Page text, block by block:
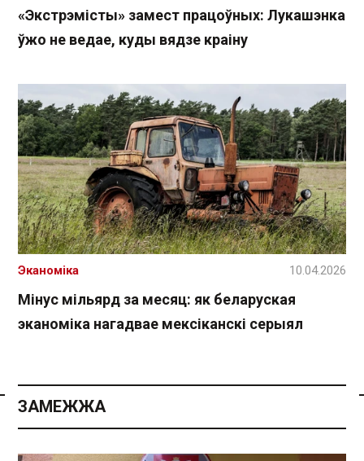
Спасылка без VPN
«Экстрэмісты» замест працоўных: Лукашэнка
ўжо не ведае, куды вядзе краіну
Мінус мільярд за месяц: як беларуская
эканоміка нагадвае мексіканскі серыял
Эканоміка 10.04.2026
ЗАМЕЖЖА